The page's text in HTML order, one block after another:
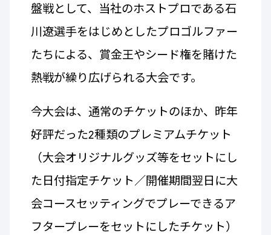
盤戦として、当社のホストプロである石
川遼選手をはじめとしたプロゴルファー
たちによる、賞金王やシード権を賭けた
熱戦が繰り広げられる大会です。
今大会は、通常のチケットのほか、昨年
好評だった2種類のプレミアムチケット
（大会オリジナルグッズ等をセットにし
た日付指定チケット／開催期間翌日に大
会コースセッティングでプレーできるア
フタープレーをセットにしたチケット）